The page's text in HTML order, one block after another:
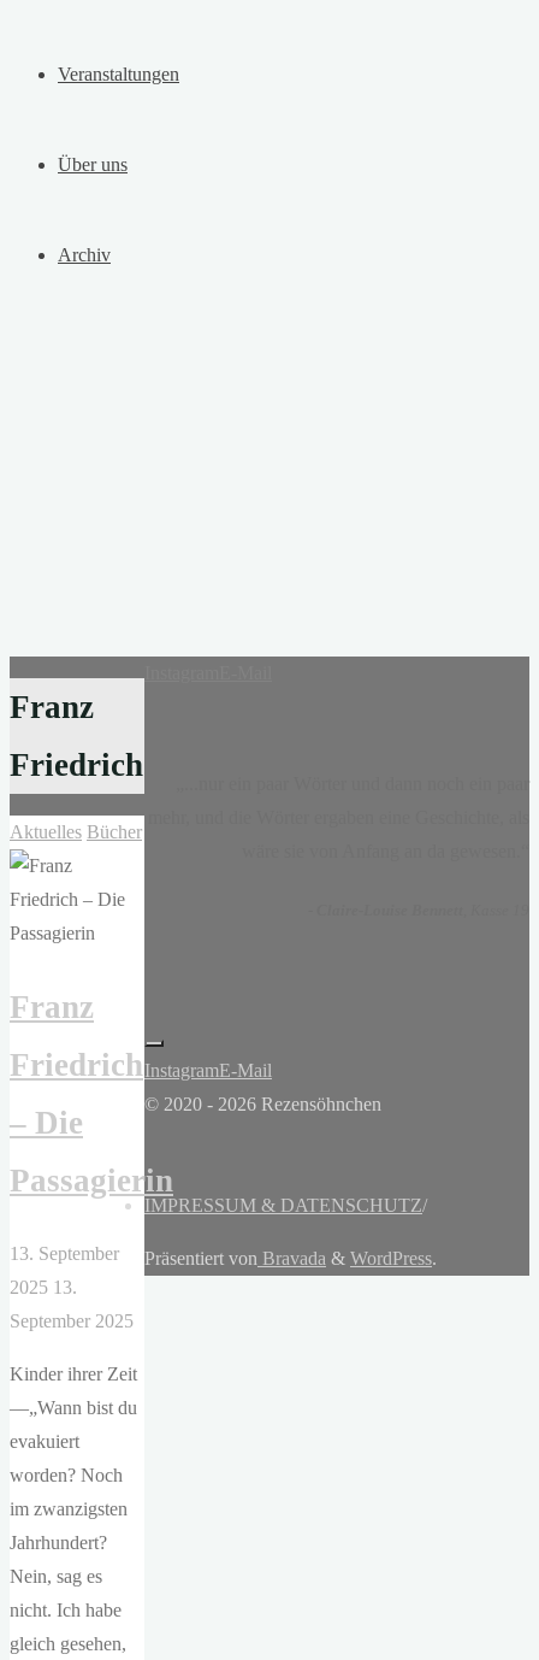
Veranstaltungen
Über uns
Archiv
Franz
Friedrich
Aktuelles Bücher
Franz
Friedrich
– Die
Passagierin
13. September
2025 13.
September 2025
Kinder ihrer Zeit
—„Wann bist du
evakuiert
worden? Noch
im zwanzigsten
Jahrhundert?
Nein, sag es
nicht. Ich habe
gleich gesehen,
InstagramE-Mail
© 2020 - 2026 Rezensöhnchen
IMPRESSUM & DATENSCHUTZ/
Präsentiert von Bravada & WordPress.